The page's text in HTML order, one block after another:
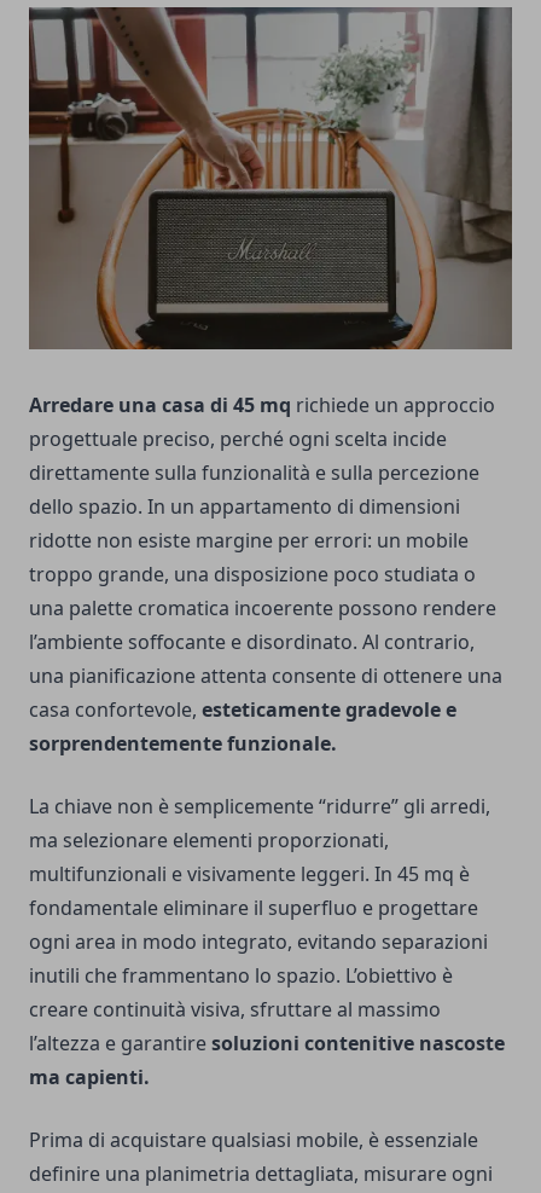
Arredare una casa di 45 mq richiede un approccio
progettuale preciso, perché ogni scelta incide
direttamente sulla funzionalità e sulla percezione
dello spazio. In un appartamento di dimensioni
ridotte non esiste margine per errori: un mobile
troppo grande, una disposizione poco studiata o
una palette cromatica incoerente possono rendere
l’ambiente soffocante e disordinato. Al contrario,
una pianificazione attenta consente di ottenere una
casa confortevole, esteticamente gradevole e
sorprendentemente funzionale.
La chiave non è semplicemente “ridurre” gli arredi,
ma selezionare elementi proporzionati,
multifunzionali e visivamente leggeri. In 45 mq è
fondamentale eliminare il superfluo e progettare
ogni area in modo integrato, evitando separazioni
inutili che frammentano lo spazio. L’obiettivo è
creare continuità visiva, sfruttare al massimo
l’altezza e garantiresoluzioni contenitive nascoste
ma capienti.
Prima di acquistare qualsiasi mobile, è essenziale
definire una planimetria dettagliata, misurare ogni